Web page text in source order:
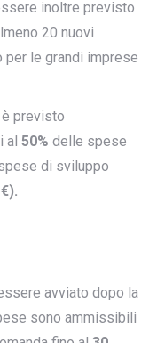
inoltre previsto
20 nuovi
le grandi imprese
previsto
al 50% delle spese
di sviluppo
avviato dopo la
sono ammissibili